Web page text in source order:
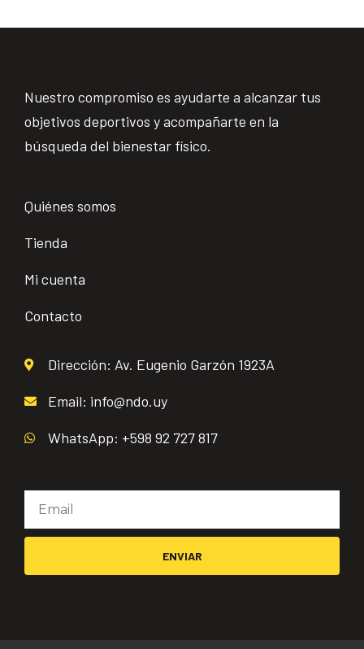
Nuestro compromiso es ayudarte a alcanzar tus
objetivos deportivos y acompañarte en la
búsqueda del bienestar físico.
Quiénes somos
Tienda
Mi cuenta
Contacto
Dirección: Av. Eugenio Garzón 1923A
Email: info@ndo.uy
WhatsApp: +598 92 727 817
ENVIAR